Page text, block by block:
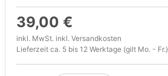
39,00 €
inkl. MwSt. inkl. Versandkosten
Lieferzeit ca. 5 bis 12 Werktage (gilt Mo. - Fr.)